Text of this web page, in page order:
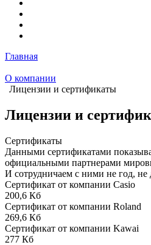
Главная
О компании
Лицензии и сертификаты
Лицензии и
Сертификаты
Данными сертификатами
официальными партнерами
И сотрудничаем с ними не год, не
Сертификат от компании Casio
200,6 Кб
Сертификат от компании Roland
269,6 Кб
Сертификат от компании Kawai
277 Кб